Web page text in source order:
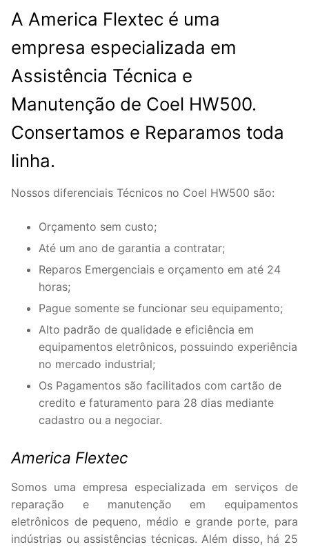
A America Flextec é uma
empresa especializada em
Assistência Técnica e
Manutenção de Coel HW500.
Consertamos e Reparamos toda
linha.
Nossos diferenciais Técnicos no Coel HW500 são:
Orçamento sem custo;
Até um ano de garantia a contratar;
Reparos Emergenciais e orçamento em até 24
horas;
Pague somente se funcionar seu equipamento;
Alto padrão de qualidade e eficiência em
equipamentos eletrônicos, possuindo experiência
no mercado industrial;
Os Pagamentos são facilitados com cartão de
credito e faturamento para 28 dias mediante
cadastro ou a negociar.
America Flextec
Somos uma empresa especializada em serviços de
reparação e manutenção em equipamentos
eletrônicos de pequeno, médio e grande porte, para
indústrias ou assistências técnicas. Além disso, há 25